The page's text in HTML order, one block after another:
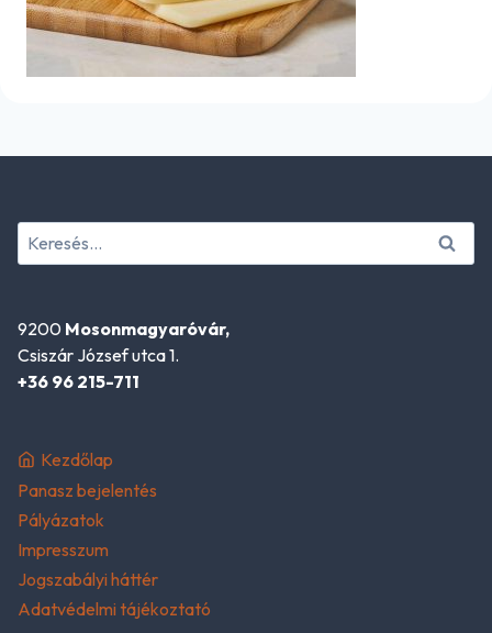
Keresés:
9200 Mosonmagyaróvár,
Csiszár József utca 1.
+36 96 215-711
Kezdőlap
Panasz bejelentés
Pályázatok
Impresszum
Jogszabályi háttér
Adatvédelmi tájékoztató